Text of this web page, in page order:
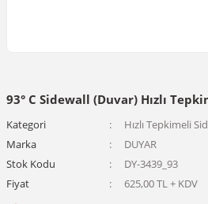
93° C Sidewall (Duvar) Hızlı
Kategori
Hızlı Tepkimeli
Marka
DUYAR
Stok Kodu
DY-3439_93
Fiyat
625,00 TL + KDV